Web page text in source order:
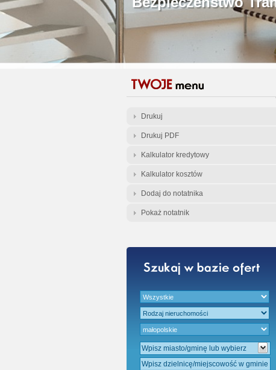
Licencjonowani
Gwarancja Zwrotu
Gratis -
Drukuj
Drukuj PDF
Kalkulator kredytowy
Kalkulator kosztów
Dodaj do notatnika
Pokaż notatnik